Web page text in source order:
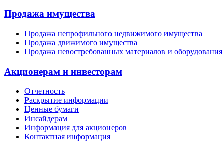
Продажа имущества
Продажа непрофильного недвижимого имущества
Продажа движимого имущества
Продажа невостребованных материалов и оборудования
Акционерам и инвесторам
Отчетность
Раскрытие информации
Ценные бумаги
Инсайдерам
Информация для акционеров
Контактная информация